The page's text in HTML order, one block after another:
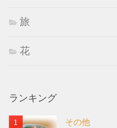
旅
花
ランキング
その他